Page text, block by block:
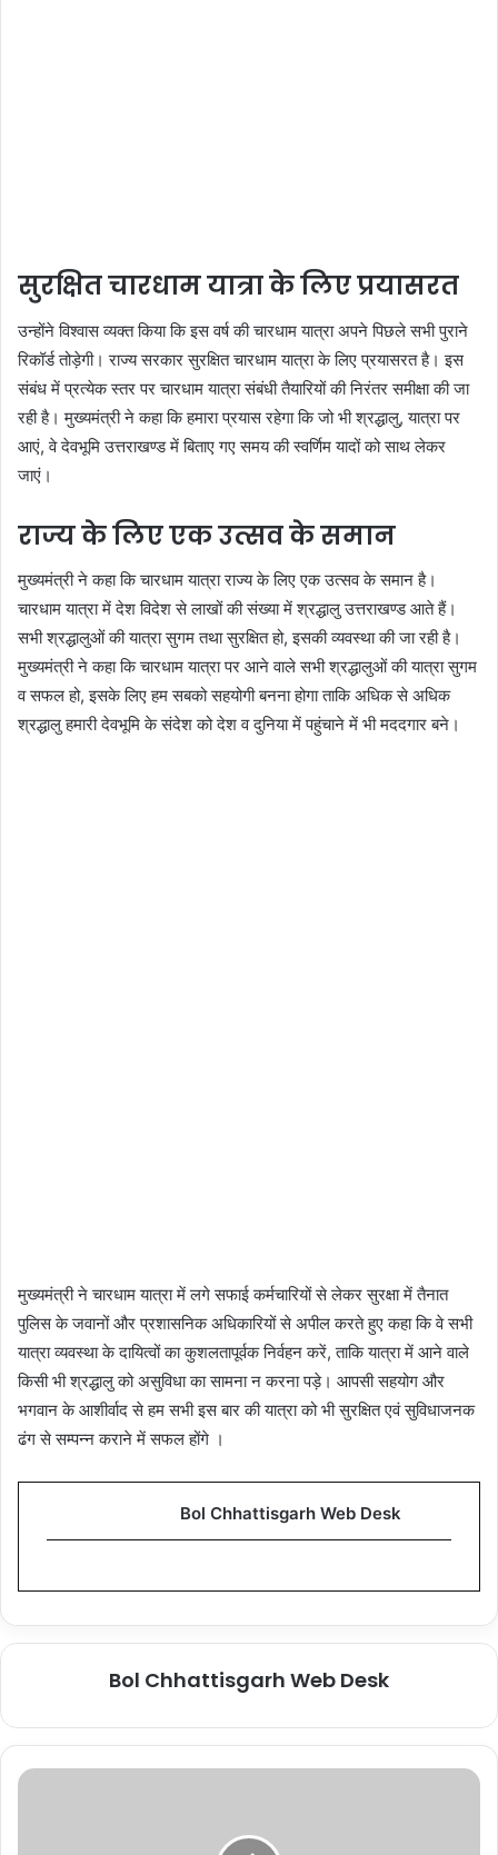
सुरक्षित चारधाम यात्रा के लिए प्रयासरत
उन्होंने विश्वास व्यक्त किया कि इस वर्ष की चारधाम यात्रा अपने पिछले सभी पुराने
रिकॉर्ड तोड़ेगी। राज्य सरकार सुरक्षित चारधाम यात्रा के लिए प्रयासरत है। इस
संबंध में प्रत्येक स्तर पर चारधाम यात्रा संबंधी तैयारियों की निरंतर समीक्षा की जा
रही है। मुख्यमंत्री ने कहा कि हमारा प्रयास रहेगा कि जो भी श्रद्धालु, यात्रा पर
आएं, वे देवभूमि उत्तराखण्ड में बिताए गए समय की स्वर्णिम यादों को साथ लेकर
जाएं।
राज्य के लिए एक उत्सव के समान
मुख्यमंत्री ने कहा कि चारधाम यात्रा राज्य के लिए एक उत्सव के समान है।
चारधाम यात्रा में देश विदेश से लाखों की संख्या में श्रद्धालु उत्तराखण्ड आते हैं।
सभी श्रद्धालुओं की यात्रा सुगम तथा सुरक्षित हो, इसकी व्यवस्था की जा रही है।
मुख्यमंत्री ने कहा कि चारधाम यात्रा पर आने वाले सभी श्रद्धालुओं की यात्रा सुगम
व सफल हो, इसके लिए हम सबको सहयोगी बनना होगा ताकि अधिक से अधिक
श्रद्धालु हमारी देवभूमि के संदेश को देश व दुनिया में पहुंचाने में भी मददगार बने।
मुख्यमंत्री ने चारधाम यात्रा में लगे सफाई कर्मचारियों से लेकर सुरक्षा में तैनात
पुलिस के जवानों और प्रशासनिक अधिकारियों से अपील करते हुए कहा कि वे सभी
यात्रा व्यवस्था के दायित्वों का कुशलतापूर्वक निर्वहन करें, ताकि यात्रा में आने वाले
किसी भी श्रद्धालु को असुविधा का सामना न करना पड़े। आपसी सहयोग और
भगवान के आशीर्वाद से हम सभी इस बार की यात्रा को भी सुरक्षित एवं सुविधाजनक
ढंग से सम्पन्न कराने में सफल होंगे ।
Bol Chhattisgarh Web Desk
Bol Chhattisgarh Web Desk